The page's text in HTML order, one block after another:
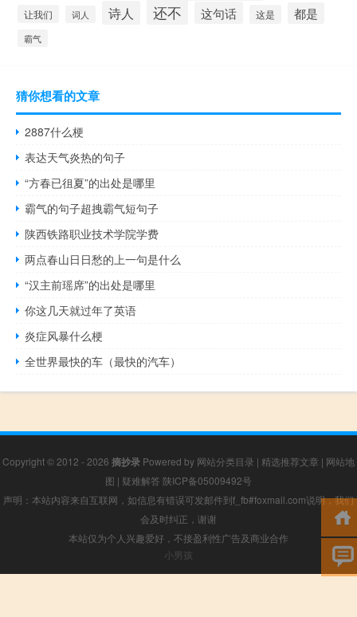
让我们 词人 诗人 还不 这句话 这是 都是
霸气
猜你想看的文章
2887什么梗
表达天气炎热的句子
“方春已徂夏”的出处是哪里
霸气的句子超拽霸气短句子
陕西铁路职业技术学院学费
两点春山日日愁的上一句是什么
“汉主前瑶席”的出处是哪里
你这几天就过年了英语
炎症风暴什么梗
全世界最快的车（最快的汽车）
Copyright © 2012 - 2026 摘抄录 Powered by 网站分类目录 | 精选推荐文章 | 网站地
图 | 疑难解答 陕ICP备05009492号
声明：本站内容来自互联网，如信息有错误可发邮件到f_fb#foxmail.com说明，我们
会及时纠正，谢谢
本站仅为个人兴趣爱好，不接盈利性广告及商业合作
小男孩